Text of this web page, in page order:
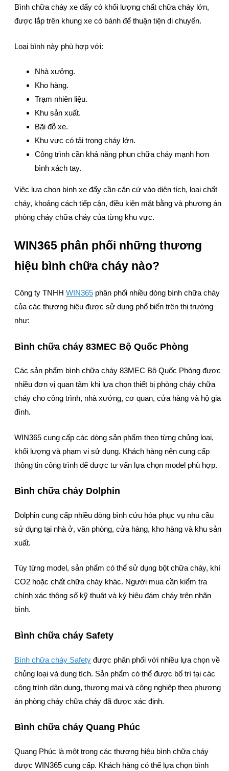
Bình chữa cháy xe đẩy có khối lượng chất chữa cháy lớn,
được lắp trên khung xe có bánh để thuận tiện di chuyển.
Loại bình này phù hợp với:
Nhà xưởng.
Kho hàng.
Trạm nhiên liệu.
Khu sản xuất.
Bãi đỗ xe.
Khu vực có tải trọng cháy lớn.
Công trình cần khả năng phun chữa cháy mạnh hơn
bình xách tay.
Việc lựa chọn bình xe đẩy cần căn cứ vào diện tích, loại chất
cháy, khoảng cách tiếp cận, điều kiện mặt bằng và phương án
phòng cháy chữa cháy của từng khu vực.
WIN365 phân phối những thương
hiệu bình chữa cháy nào?
Công ty TNHH WIN365 phân phối nhiều dòng bình chữa cháy
của các thương hiệu được sử dụng phổ biến trên thị trường
như:
Bình chữa cháy 83MEC Bộ Quốc Phòng
Các sản phẩm bình chữa cháy 83MEC Bộ Quốc Phòng được
nhiều đơn vị quan tâm khi lựa chọn thiết bị phòng cháy chữa
cháy cho công trình, nhà xưởng, cơ quan, cửa hàng và hộ gia
đình.
WIN365 cung cấp các dòng sản phẩm theo từng chủng loại,
khối lượng và phạm vi sử dụng. Khách hàng nên cung cấp
thông tin công trình để được tư vấn lựa chọn model phù hợp.
Bình chữa cháy Dolphin
Dolphin cung cấp nhiều dòng bình cứu hỏa phục vụ nhu cầu
sử dụng tại nhà ở, văn phòng, cửa hàng, kho hàng và khu sản
xuất.
Tùy từng model, sản phẩm có thể sử dụng bột chữa cháy, khí
CO2 hoặc chất chữa cháy khác. Người mua cần kiểm tra
chính xác thông số kỹ thuật và ký hiệu đám cháy trên nhãn
bình.
Bình chữa cháy Safety
Bình chữa cháy Safety được phân phối với nhiều lựa chọn về
chủng loại và dung tích. Sản phẩm có thể được bố trí tại các
công trình dân dụng, thương mại và công nghiệp theo phương
án phòng cháy chữa cháy đã được xác định.
Bình chữa cháy Quang Phúc
Quang Phúc là một trong các thương hiệu bình chữa cháy
được WIN365 cung cấp. Khách hàng có thể lựa chọn bình